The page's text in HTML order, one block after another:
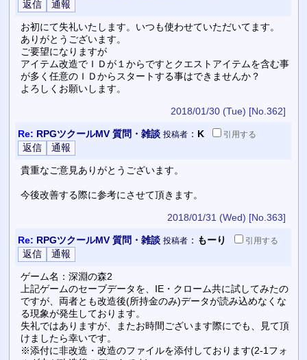
お初にて失礼いたします。いつも使わせていただいてます。
ありがとうございます。
ご要望になりますが
アイテム改造でＩＤが１からですとクエストアイテムを含む事
が多く任意のＩＤからスタートする事はできませんか？
よろしくお願いします。
2018/01/30 (Tue) [No.362]
Re: RPGツクールMV 質問・雑談 投稿者： K 引用する
貴重なご意見ありがとうございます。
今後改善する際に参考にさせて頂きます。
2018/01/31 (Wed) [No.363]
Re: RPGツクールMV 質問・雑談 投稿者： もーり 引用する
ゲーム名：深淵の森2
上記ゲームのセーブデータを、IE・クローム共に試してみたの
ですが、両者とも改造後(所持金のみ)データが読み込めなくな
る現象が発生しております。
失礼ではありますが、またお時間ございます際にでも、見て頂
けましたら幸いです。
※添付に非改造・改造のファイルを添付しております(2-1フォ